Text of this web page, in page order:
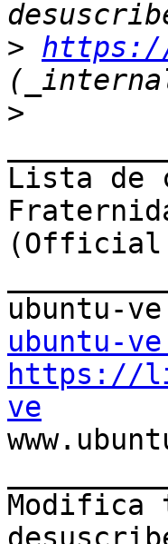
>
>
Lista de
(Official
ubuntu-
https://
ve
Modifica